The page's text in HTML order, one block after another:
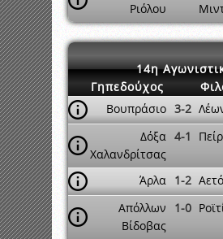
Ριόλου
14η
Γηπεδούχος
Βουπράσιο 3-2
Δόξα
Χαλανδρίτσας
4-1
Άρλα 1-2
Απόλλων
Βίδοβας
1-0